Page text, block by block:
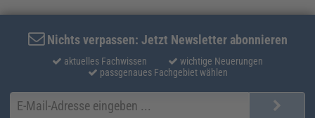
Nichts verpassen: Jetzt Newsletter abonnieren
aktuelles Fachwissen
wichtige Neuerungen
passgenaues Fachgebiet wählen